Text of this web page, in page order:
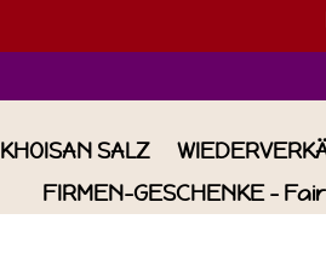
KHOISAN SALZ
FIRMEN-GESCHENKE –